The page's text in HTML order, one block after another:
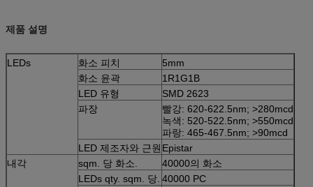
제품 설명
LEDs 화소 피치
5mm
화소 윤곽
1R1G1B
LED 유형
SMD 2623
파장
빨강: 620-622.5nm; >280mcd
녹색: 520-522.5nm; >550mcd
파랑: 465-467.5nm; >90mcd
LED 제조자와 근원 Epistar
내각
sqm. 당 화소.
40000의 화소
LEDs qty. sqm. 당. 40000 PC